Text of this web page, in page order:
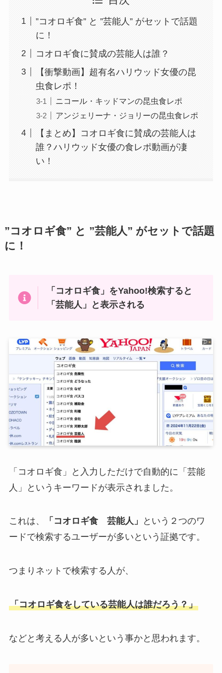
”コオロギ食” と ”芸能人” がセットで話題
に！
コオロギ食に賛成の芸能人は誰？
【衝撃動画】超有名ハリウッド女優の昆
虫食レポ！
ニコール・キッドマンの昆虫食レポ
アンジェリーナ・ジョリーの昆虫食レポ
【まとめ】コオロギ食に賛成の芸能人は
誰？ハリウッド女優の食レポ動画が凄
い！
”コオロギ食” と ”芸能人” がセットで話題
に！
「コオロギ食」をYahoo!検索すると
「芸能人」と表示される
「コオロギ食」と入力しただけで自動的に「芸能
人」というキーワードが表示されました。
これは、 「コオロギ食 芸能人」
という２つのワ
ードで検索するユーザーが多いという証拠です。
つまりネットで検索する人が、
「コオロギ食をしている芸能人は誰だろう？」
などと考える人が多いという事かと思われます。